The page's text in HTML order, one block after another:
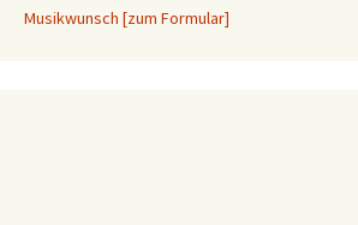
Musikwunsch [zum Formular]